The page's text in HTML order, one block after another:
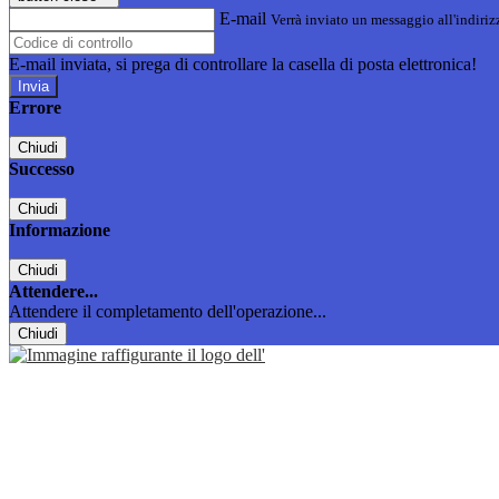
E-mail Verrà inviato un messaggio
E-mail inviata, si prega di controllare la casella di posta elettronica!
Errore
Chiudi
Successo
Chiudi
Informazione
Chiudi
Attendere...
Attendere il completamento dell'operazione...
Chiudi